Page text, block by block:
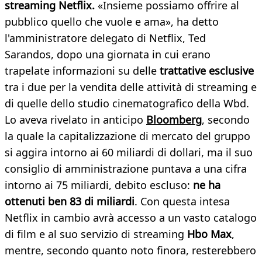
streaming Netflix. «Insieme possiamo offrire al
pubblico quello che vuole e ama», ha detto
l'amministratore delegato di Netflix, Ted
Sarandos, dopo una giornata in cui erano
trapelate informazioni su delle trattative esclusive
tra i due per la vendita delle attività di streaming e
di quelle dello studio cinematografico della Wbd.
Lo aveva rivelato in anticipo Bloomberg, secondo
la quale la capitalizzazione di mercato del gruppo
si aggira intorno ai 60 miliardi di dollari, ma il suo
consiglio di amministrazione puntava a una cifra
intorno ai 75 miliardi, debito escluso: ne ha
ottenuti ben 83 di miliardi. Con questa intesa
Netflix in cambio avrà accesso a un vasto catalogo
di film e al suo servizio di streaming Hbo Max,
mentre, secondo quanto noto finora, resterebbero